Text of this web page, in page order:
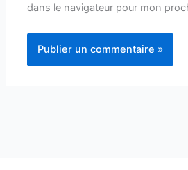
dans le navigateur pour mon